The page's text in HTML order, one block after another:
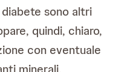
sono altri
quindi, chiaro,
con eventuale